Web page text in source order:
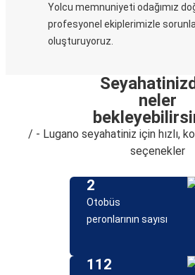
Yolcu memnuniyeti odağımız
profesyonel ekiplerimizle
oluşturuyoruz.
neler
/ - Lugano seyahatiniz için hızlı,
seçenekler
2
Otobüs
peronlarının sayısı
112